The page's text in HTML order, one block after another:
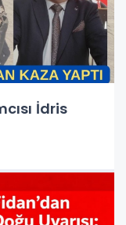
İdris